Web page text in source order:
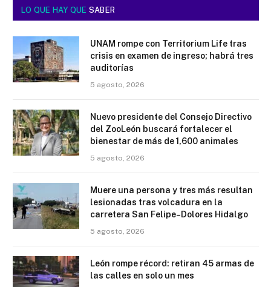
LO QUE HAY QUE SABER
UNAM rompe con Territorium Life tras
crisis en examen de ingreso; habrá tres
auditorías
5 agosto, 2026
Nuevo presidente del Consejo Directivo
del ZooLeón buscará fortalecer el
bienestar de más de 1,600 animales
5 agosto, 2026
Muere una persona y tres más resultan
lesionadas tras volcadura en la
carretera San Felipe–Dolores Hidalgo
5 agosto, 2026
León rompe récord: retiran 45 armas de
las calles en solo un mes